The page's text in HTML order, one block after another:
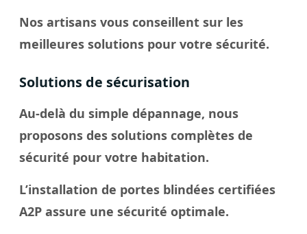
Nos artisans vous conseillent sur les
meilleures solutions pour votre sécurité.
Solutions de sécurisation
Au-delà du simple dépannage, nous
proposons des solutions complètes de
sécurité pour votre habitation.
L’installation de portes blindées certifiées
A2P assure une sécurité optimale.